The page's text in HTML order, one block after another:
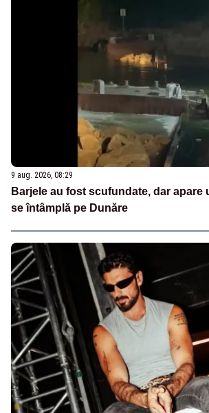
9 aug. 2026, 08:29
Barjele au fost scufundate, dar apare
se întâmplă pe Dunăre